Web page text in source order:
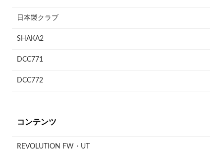
日本製クラブ
SHAKA2
DCC771
DCC772
コンテンツ
REVOLUTION FW・UT